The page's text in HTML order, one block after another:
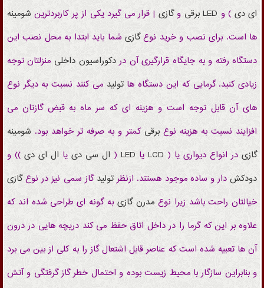
ای دی ) و LED برقی وگازی | قرار می گیرد یکی از پر کاربردترین شومینه
ها است. برای نصب و خرید نوعگازیشما باید ابتدا به محل نصب این
دستگاه رفته و به جایگاه قرارگیری آن دردکوراسیون داخلی منزلتانتوجه
زیادی کنید. گرمایی که این دستگاه هاتولید می کنند نسبت به دیگر نوع
های آن قابل توجه است و هزینه ای که سر ماه به قبض گازتان می
افزایند نسبت به هزینه نوعبرقی کمتر و به صرفه تر خواهد بود. شومینه
گازیدر انواع دیواری یا ( LCDیا LED
( ال سی دی یا ال ای دی )) و
دودکشدار و ساده موجود هستند. ازنظرتولید گاز سمی نیز در نوعگازی
خیالتان راحت باشد زیرا نوعمدرن گازی به گونه ای طراحی شده اند که
علاوه بر این که گرما را در داخل اتاق حفظ می کند دریچه هایی در درون
آن ها تعبیه شده است که عناصر قابل اشتعال گاز را به کلی از بین می برد
و بنابراین سازگار با محیط زیست بوده و احتمال خطر گاز گرفتگی و آتش